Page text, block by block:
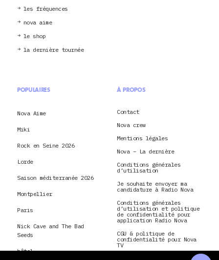
les fréquences
nova aime
le shop
la dernière tournée
POPULAIRES
Nova Aime
Miki
Rock en Seine 2026
Lorde
Saison méditerranée 2026
Montpellier
Paris
Nick Cave and The Bad
Seeds
hôtel
À PROPOS
Contact
Nova crew
Mentions légales
Nova – La dernière
Conditions générales
d’utilisation
Je souhaite envoyer ma
candidature à Radio Nova
Conditions générales
d’utilisation et politique
de confidentialité pour
application Radio Nova
CGU & politique de
confidentialité pour Nova
TV